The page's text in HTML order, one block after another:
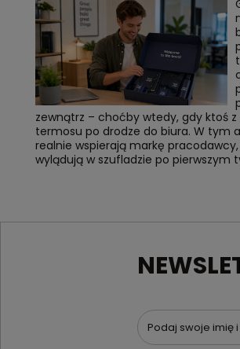
zewnątrz – choćby wtedy, gdy ktoś z
termosu po drodze do biura. W tym
realnie wspierają markę
wylądują w szufladzie po pierwszym
Podaj swoje imię